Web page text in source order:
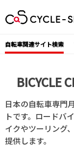
to
content
自転車関連サイト検索
BICYCLE
日本の自転車専門
トです。ロードバ
イクやツーリング
提供します。